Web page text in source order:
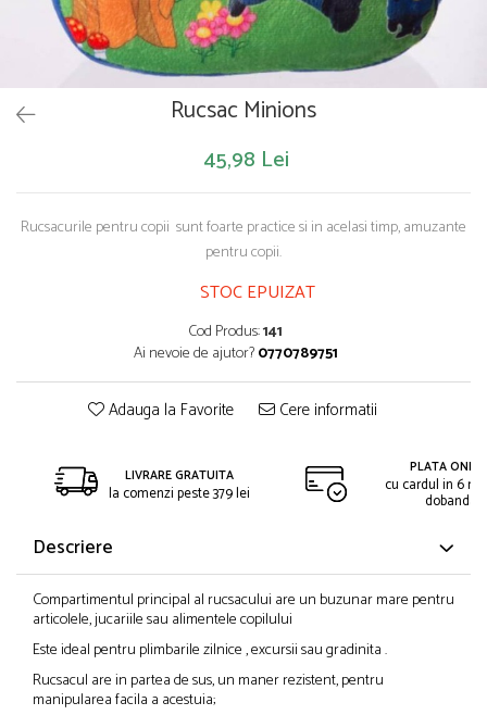
Papusi si accesorii
Trenulete si masinute
Unelte si bancuri de lucru
Rucsac Minions
45,98 Lei
Rucsacurile pentru copii sunt foarte practice si in acelasi timp, amuzante
pentru copii.
STOC EPUIZAT
Cod Produs:141
Ai nevoie de ajutor?0770789751
Adauga la Favorite Cere informatii
LIVRARE GRATUITA
la comenzi peste 379 lei
PLATA
cu cardul in 6
dobanda
Descriere
Compartimentul principal al rucsacului are un buzunar mare pentru
articolele, jucariile sau alimentele copilului
Este ideal pentru plimbarile zilnice , excursii sau gradinita .
Rucsacul are in partea de sus, un maner rezistent, pentru
manipularea facila a acestuia;